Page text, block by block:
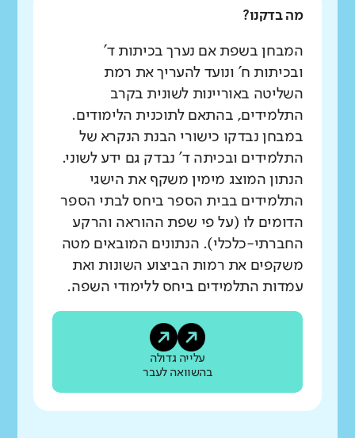
מה בדקנו?
המבחן בשפת אם נערך בכיתות ד'
ובכיתות ח' ונועד להעריך את רמת
השליטה באוריינות לשונית בקרב
התלמידים, בהתאם לתוכנית הלימודים.
במבחן נבדקו כישורי הבנת הנקרא של
התלמידים ובכיתה ד' נבדק גם ידע לשוני.
הנתון המוצג מימין משקף את הישגי
התלמידים בבית הספר ביחס לבתי הספר
הדומים לו (על פי שפת ההוראה והרקע
החברתי-כלכלי). הנתונים המובאים מטה
משקפים את רמות הביצוע השונות ואת
עמדות התלמידים ביחס ללימודי השפה.
עלייה גדולה
בהשוואה לעבר